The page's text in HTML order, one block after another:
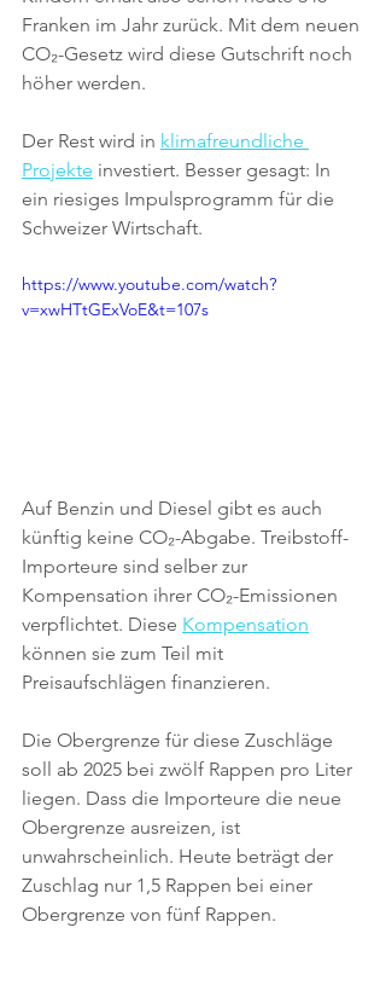
Franken im Jahr zurück. Mit dem neuen
CO₂-Gesetz wird diese Gutschrift noch
höher werden.
Der Rest wird in klimafreundliche
Projekte investiert. Besser gesagt: In
ein riesiges Impulsprogramm für die
Schweizer Wirtschaft.
https://www.youtube.com/watch?
v=xwHTtGExVoE&t=107s
Auf Benzin und Diesel gibt es auch
künftig keine CO₂-Abgabe. Treibstoff-
Importeure sind selber zur
Kompensation ihrer CO₂-Emissionen
verpflichtet. Diese Kompensation
können sie zum Teil mit
Preisaufschlägen finanzieren.
Die Obergrenze für diese Zuschläge
soll ab 2025 bei zwölf Rappen pro Liter
liegen. Dass die Importeure die neue
Obergrenze ausreizen, ist
unwahrscheinlich. Heute beträgt der
Zuschlag nur 1,5 Rappen bei einer
Obergrenze von fünf Rappen.